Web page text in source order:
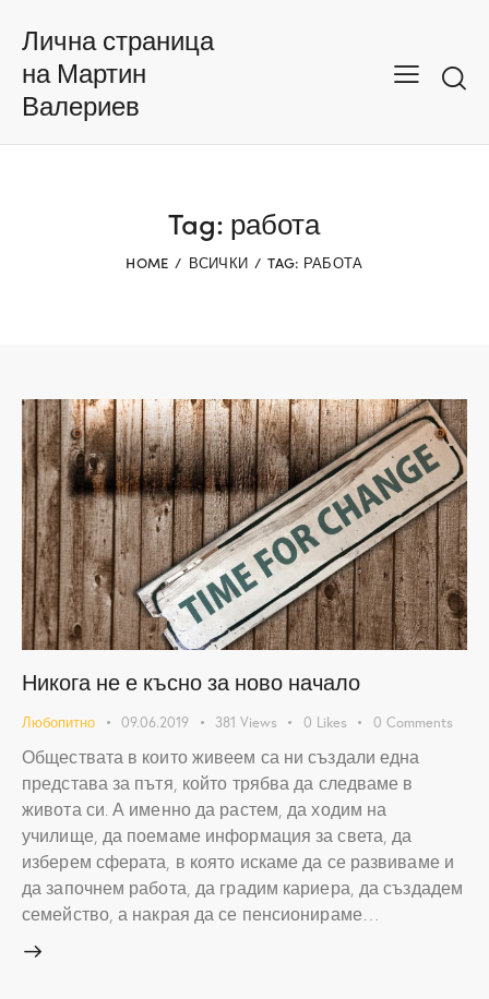
Лична страница
на Мартин
Валериев
Tag: работа
HOME ВСИЧКИ TAG: РАБОТА
Никога не е късно за ново начало
Любопитно 09.06.2019 381 Views 0 Likes 0 Comments
Обществата в които живеем са ни създали една
представа за пътя, който трябва да следваме в
живота си. А именно да растем, да ходим на
училище, да поемаме информация за света, да
изберем сферата, в която искаме да се развиваме и
да започнем работа, да градим кариера, да създадем
семейство, а накрая да се пенсионираме…